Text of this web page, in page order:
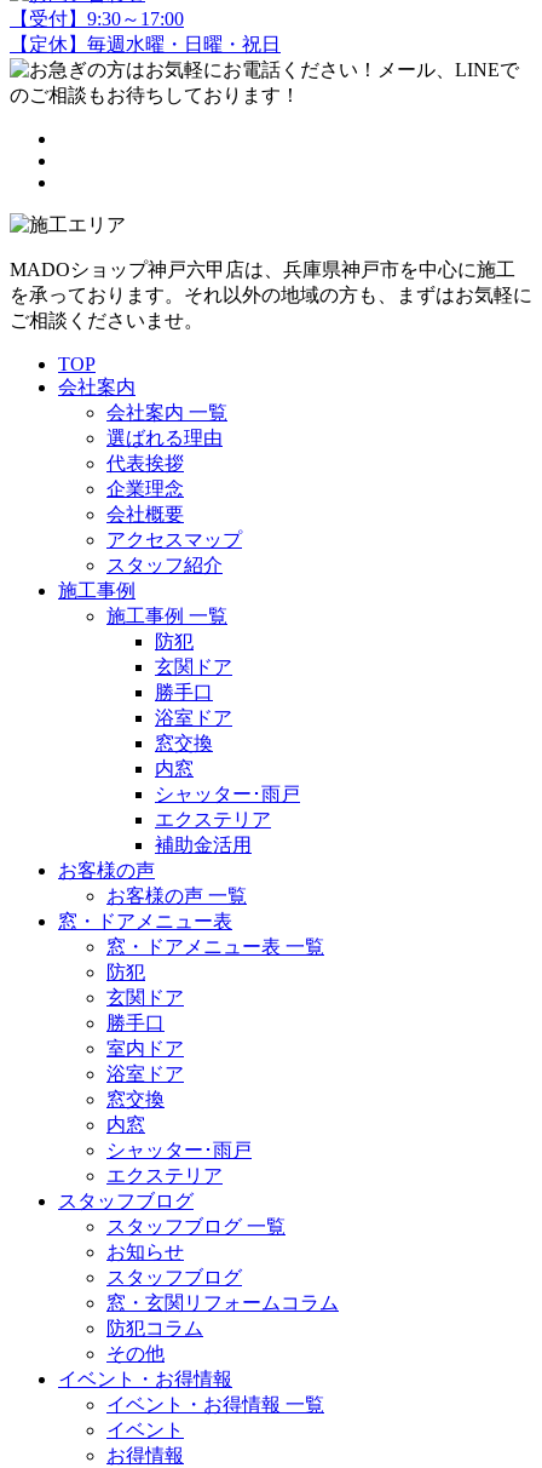
【受付】9:30～17:00
【定休】毎週水曜・日曜・祝日
MADOショップ神戸六甲店は、兵庫県神戸市を中心に施工
を承っております。それ以外の地域の方も、まずはお気軽に
ご相談くださいませ。
TOP
会社案内
会社案内 一覧
選ばれる理由
代表挨拶
企業理念
会社概要
アクセスマップ
スタッフ紹介
施工事例
施工事例 一覧
防犯
玄関ドア
勝手口
浴室ドア
窓交換
内窓
シャッター･雨戸
エクステリア
補助金活用
お客様の声
お客様の声 一覧
窓・ドアメニュー表
窓・ドアメニュー表 一覧
防犯
玄関ドア
勝手口
室内ドア
浴室ドア
窓交換
内窓
シャッター･雨戸
エクステリア
スタッフブログ
スタッフブログ 一覧
お知らせ
スタッフブログ
窓・玄関リフォームコラム
防犯コラム
その他
イベント・お得情報
イベント・お得情報 一覧
イベント
お得情報